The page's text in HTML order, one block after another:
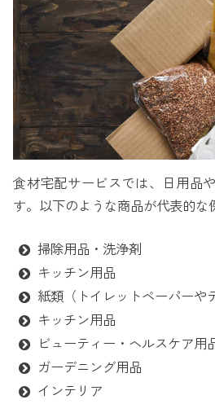
食材宅配サービスでは、日用品
す。以下のような商品が代表的な
掃除用品・洗浄剤
キッチン用品
紙類（トイレットペーパーや
キッチン用品
ビューティー・ヘルスケア用
ガーデニング用品
インテリア